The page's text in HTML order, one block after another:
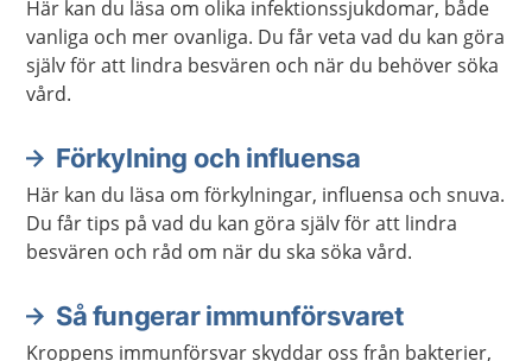
Här kan du läsa om olika infektionssjukdomar, både
vanliga och mer ovanliga. Du får veta vad du kan göra
själv för att lindra besvären och när du behöver söka
vård.
Förkylning och influensa
Här kan du läsa om förkylningar, influensa och snuva.
Du får tips på vad du kan göra själv för att lindra
besvären och råd om när du ska söka vård.
Så fungerar immunförsvaret
Kroppens immunförsvar skyddar oss från bakterier,